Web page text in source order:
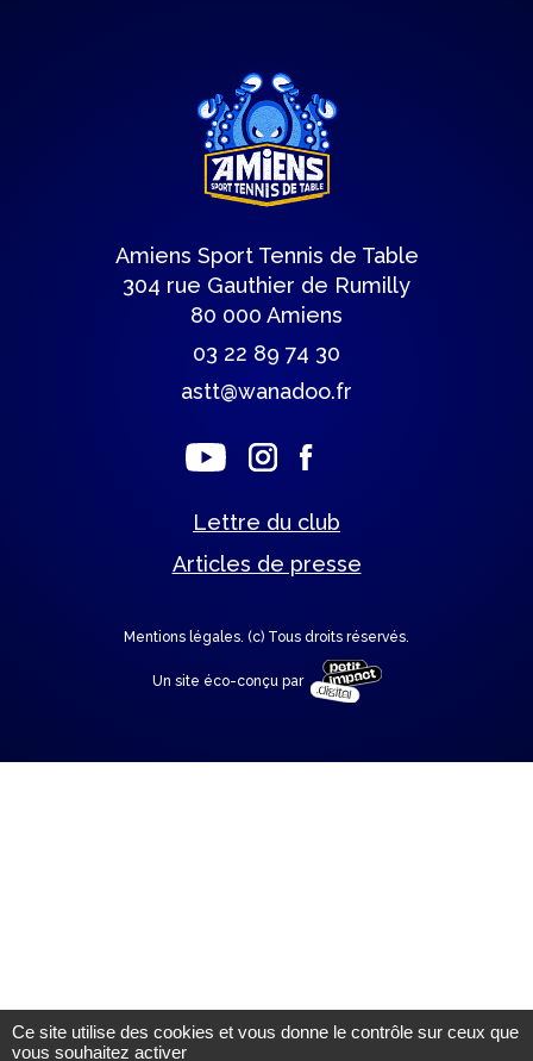
Amiens Sport Tennis de Table
304 rue Gauthier de Rumilly
80 000 Amiens
03 22 89 74 30
astt@wanadoo.fr
Lettre du club
Articles de presse
Mentions légales. (c) Tous droits réservés.
Un site éco-conçu par
Ce site utilise des cookies et vous donne le contrôle sur ceux que
vous souhaitez activer